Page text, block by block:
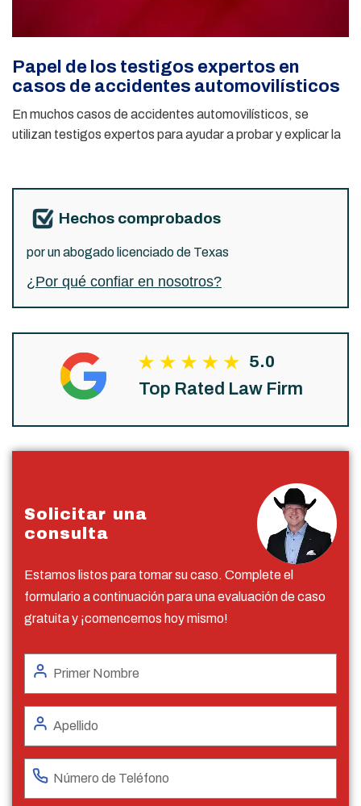
Papel de los testigos expertos en
casos de accidentes automovilísticos
En muchos casos de accidentes automovilísticos, se
utilizan testigos expertos para ayudar a probar y explicar la
Hechos comprobados
por un abogado licenciado de Texas
¿Por qué confiar en nosotros?
5.0
Top Rated Law Firm
Solicitar una
consulta
Estamos listos para tomar su caso. Complete el
formulario a continuación para una evaluación de caso
gratuita y ¡comencemos hoy mismo!